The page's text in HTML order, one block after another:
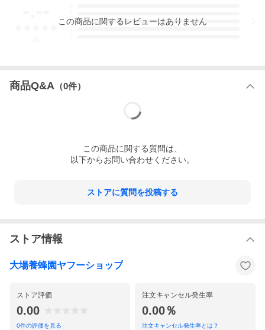
3
この商品に関するレビューはありません
商品Q&A （0件）
この商品に関する質問は、
以下からお問い合わせください。
ストアに質問を投稿する
ストア情報
大場養蜂園ヤフーショップ
ストア評価
0.00
0件の評価を見る
注文キャンセル発生率
0.00％
注文キャンセル発生率とは？